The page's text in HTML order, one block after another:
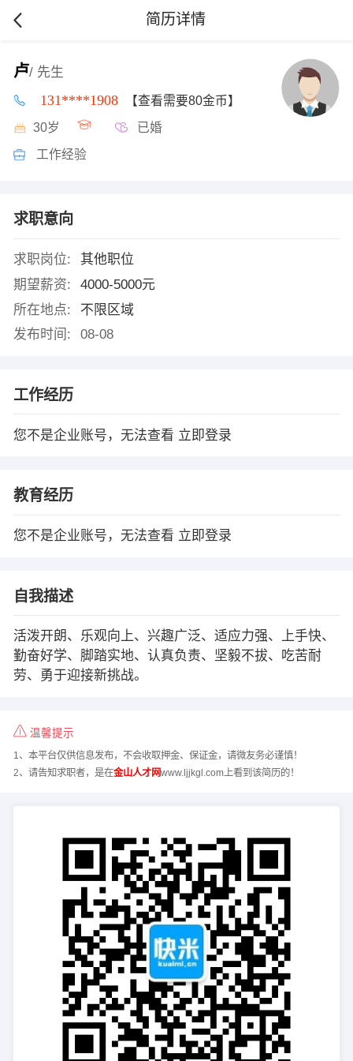
简历详情
卢/ 先生
131****1908 【查看需要80金币】
30岁 已婚
工作经验
求职意向
求职岗位:
其他职位
期望薪资:
4000-5000元
所在地点:
不限区域
发布时间:
08-08
工作经历
您不是企业账号，无法查看 立即登录
教育经历
您不是企业账号，无法查看 立即登录
自我描述
活泼开朗、乐观向上、兴趣广泛、适应力强、上手快、
勤奋好学、脚踏实地、认真负责、坚毅不拔、吃苦耐
劳、勇于迎接新挑战。
温馨提示
1、本平台仅供信息发布，不会收取押金、保证金，请微友务必谨慎！
2、请告知求职者，是在金山人才网www.ljjkgl.com上看到该简历的！